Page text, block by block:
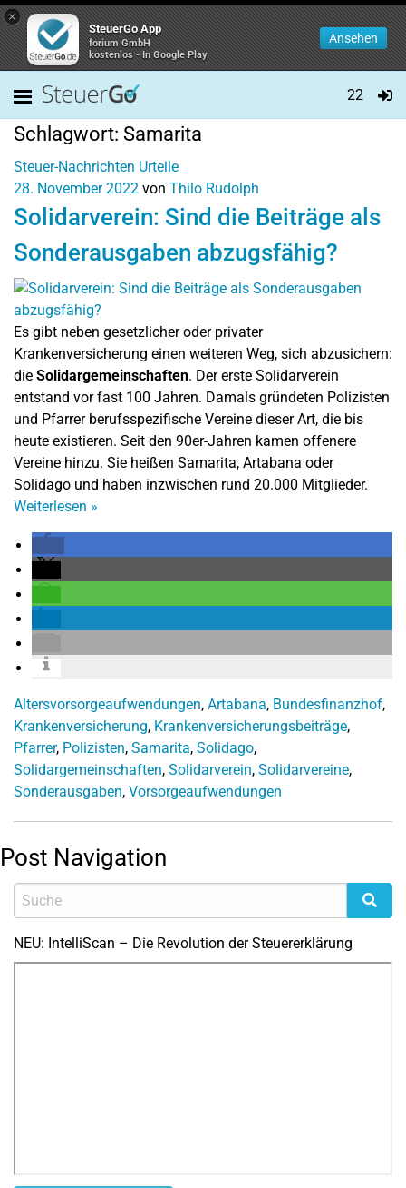
×
SteuerGo App
forium GmbH
kostenlos - In Google Play
Ansehen
22
Schlagwort: Samarita
Steuer-Nachrichten Urteile
28. November 2022 von Thilo Rudolph
Solidarverein: Sind die Beiträge als
Sonderausgaben abzugsfähig?
Es gibt neben gesetzlicher oder privater
Krankenversicherung einen weiteren Weg, sich abzusichern:
die Solidargemeinschaften. Der erste Solidarverein
entstand vor fast 100 Jahren. Damals gründeten Polizisten
und Pfarrer berufsspezifische Vereine dieser Art, die bis
heute existieren. Seit den 90er-Jahren kamen offenere
Vereine hinzu. Sie heißen Samarita, Artabana oder
Solidago und haben inzwischen rund 20.000 Mitglieder.
Weiterlesen »
Altersvorsorgeaufwendungen, Artabana, Bundesfinanzhof,
Krankenversicherung, Krankenversicherungsbeiträge,
Pfarrer, Polizisten, Samarita, Solidago,
Solidargemeinschaften, Solidarverein, Solidarvereine,
Sonderausgaben, Vorsorgeaufwendungen
Post Navigation
NEU: IntelliScan – Die Revolution der Steuererklärung